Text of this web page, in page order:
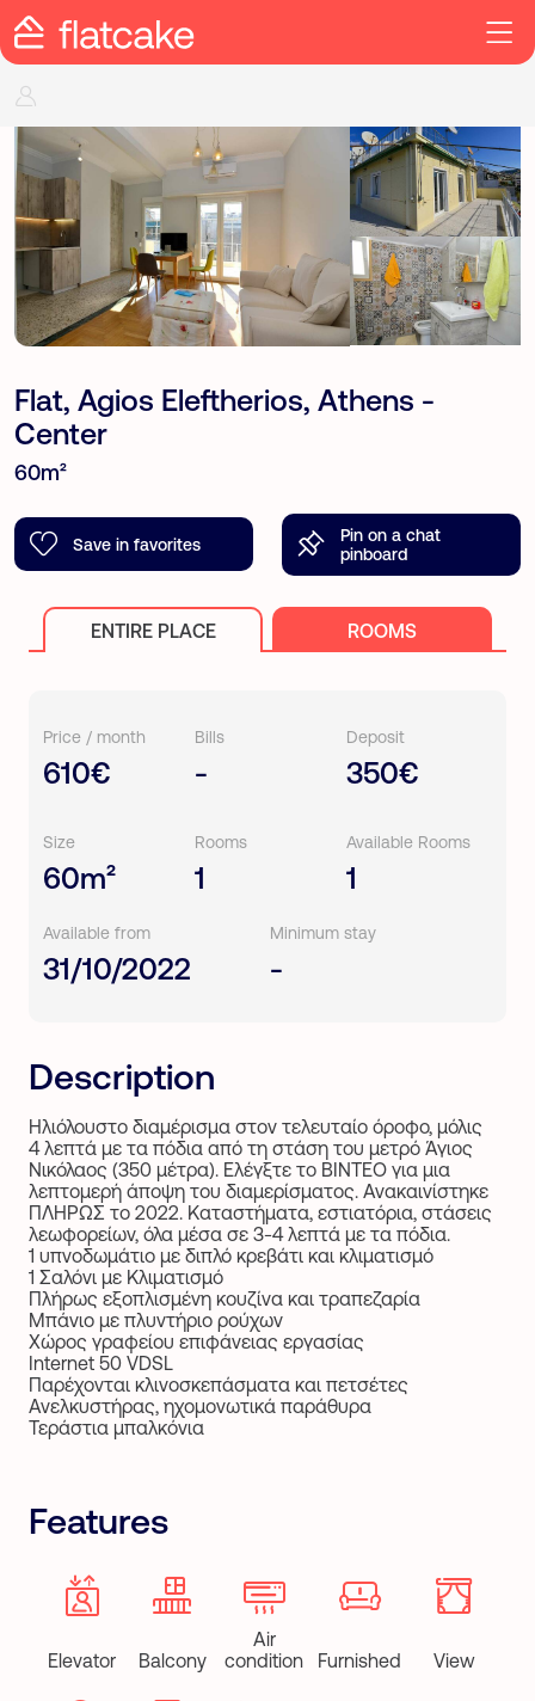
Flat, Agios Eleftherios, Athens -
Center
60m²
Save in favorites
Pin on a chat
pinboard
ENTIRE PLACE ROOMS
Description
Ηλιόλουστο διαμέρισμα στον τελευταίο όροφο, μόλις
4 λεπτά με τα πόδια από τη στάση του μετρό Άγιος
Νικόλαος (350 μέτρα). Ελέγξτε το ΒΙΝΤΕΟ για μια
λεπτομερή άποψη του διαμερίσματος. Ανακαινίστηκε
ΠΛΗΡΩΣ το 2022. Καταστήματα, εστιατόρια, στάσεις
λεωφορείων, όλα μέσα σε 3-4 λεπτά με τα πόδια.
1 υπνοδωμάτιο με διπλό κρεβάτι και κλιματισμό
1 Σαλόνι με Κλιματισμό
Πλήρως εξοπλισμένη κουζίνα και τραπεζαρία
Μπάνιο με πλυντήριο ρούχων
Χώρος γραφείου επιφάνειας εργασίας
Internet 50 VDSL
Παρέχονται κλινοσκεπάσματα και πετσέτες
Ανελκυστήρας, ηχομονωτικά παράθυρα
Τεράστια μπαλκόνια
Price / month
610€
Bills
-
Deposit
350€
Size
60m²
Rooms
1
Available Rooms
1
Available from
31/10/2022
Minimum stay
-
Features
Elevator Balcony
Air
condition
Furnished View